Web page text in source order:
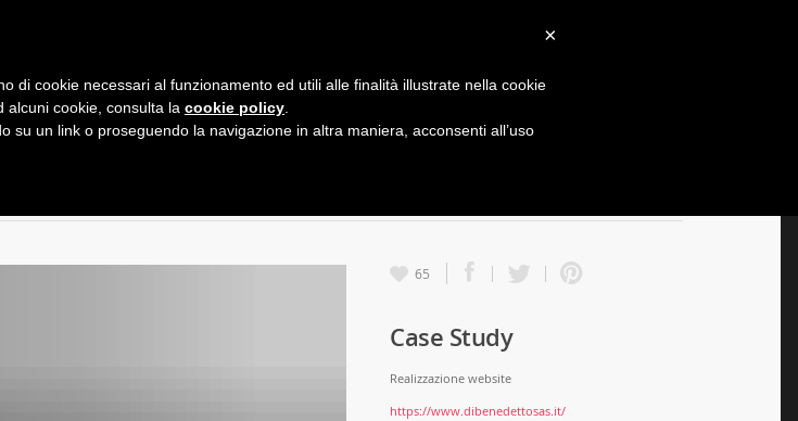
WEBSITE
65
Case Study
Realizzazione website
https://www.dibenedettosas.it/
×
di cookie necessari al funzionamento ed utili alle finalità illustrate nella cookie
alcuni cookie, consulta la cookie policy
un link o proseguendo la navigazione in altra maniera, acconsenti all’uso